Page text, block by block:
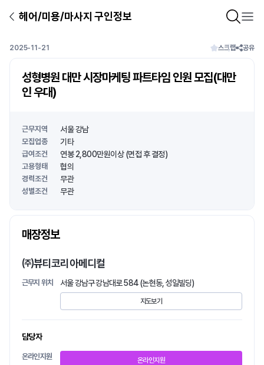
헤어/미용/마사지 구인정보
2025-11-21 스크랩 공유
성형병원 대만 시장마케팅 파트타임 인원 모집(대만
인 우대)
근무지역 서울 강남
모집업종 기타
급여조건 연봉 2,800만원이상 (면접 후 결정)
고용형태 협의
경력조건 무관
성별조건 무관
매장정보
㈜뷰티코리아메디컬
근무지 위치 서울 강남구 강남대로 584 (논현동, 성일빌딩)
지도보기
담당자
온라인지원 온라인지원